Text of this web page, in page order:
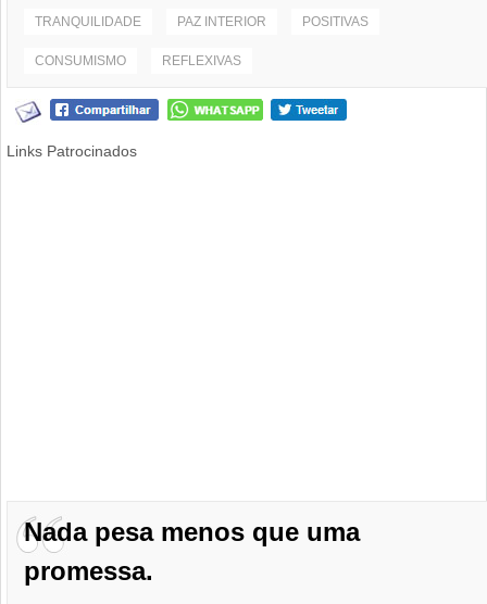
TRANQUILIDADE PAZ INTERIOR POSITIVAS
CONSUMISMO REFLEXIVAS
Links Patrocinados
Nada pesa menos que uma
promessa.